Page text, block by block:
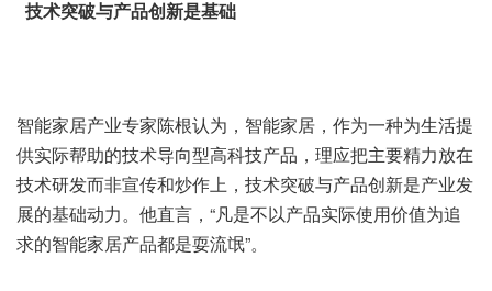
技术突破与产品创新是基础
智能家居产业专家陈根认为，智能家居，作为一种为生活提
供实际帮助的技术导向型高科技产品，理应把主要精力放在
技术研发而非宣传和炒作上，技术突破与产品创新是产业发
展的基础动力。他直言，“凡是不以产品实际使用价值为追
求的智能家居产品都是耍流氓”。